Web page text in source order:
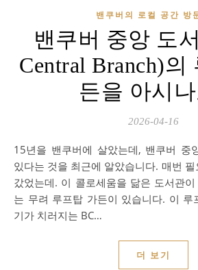
밴쿠버의 로컬 공간 방
밴쿠버 중앙 도
Central Branch)의
든을 아시
2026-04-16
15년을 밴쿠버에 살았는데, 밴쿠버 중앙 도서관에 루프탑이
있다는 것을 최근에 알았습니다. 매번
갔었는데. 이 콜로세움을 닮은 도서관
는 무려 루프탑 가든이 있습니다. 이 루
기가 치러지는 BC…
더 보기